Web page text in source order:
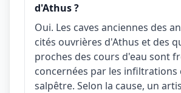
d'Athus ?
Oui. Les caves anciennes des
cités ouvrières d'Athus et des
proches des cours d'eau sont
concernées par les infiltrations
salpêtre. Selon la cause, un